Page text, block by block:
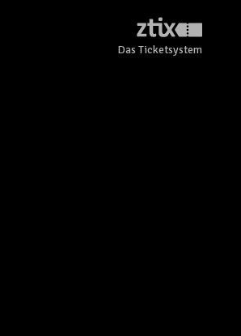
Das Ticketsystem